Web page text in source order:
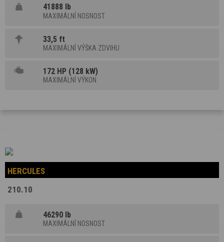
41888 lb
MAXIMÁLNÍ NOSNOST
33,5 ft
MAXIMÁLNÍ VÝŠKA ZDVIHU
172 HP (128 kW)
MAXIMÁLNÍ VÝKON
HERCULES
210.10
46290 lb
MAXIMÁLNÍ NOSNOST